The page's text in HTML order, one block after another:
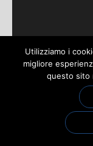
Sviluppato da
Utilizziamo i
migliore
questo sito